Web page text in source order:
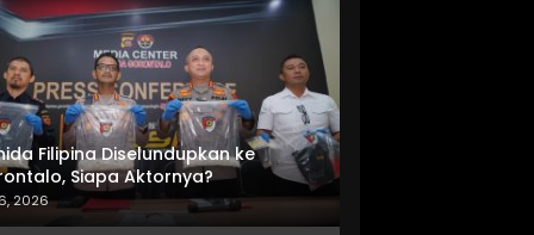
Filipina Diselundupkan ke
Siapa Aktornya?
2026